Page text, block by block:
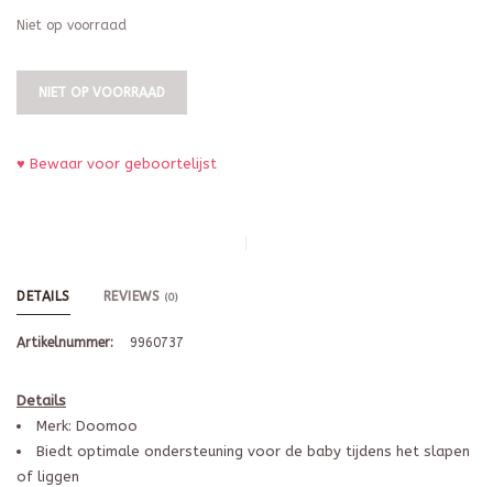
Niet op voorraad
NIET OP VOORRAAD
♥ Bewaar voor geboortelijst
DETAILS REVIEWS (0)
Artikelnummer: 9960737
Details
Merk: Doomoo
Biedt optimale ondersteuning voor de baby tijdens het slapen
of liggen